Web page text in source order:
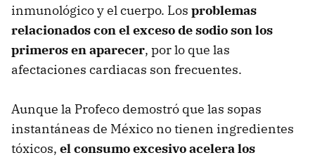
inmunológico y el cuerpo. Los problemas
relacionados con el exceso de sodio son los
primeros en aparecer, por lo que las
afectaciones cardiacas son frecuentes.
Aunque la Profeco demostró que las sopas
instantáneas de México no tienen ingredientes
tóxicos, el consumo excesivo acelera los